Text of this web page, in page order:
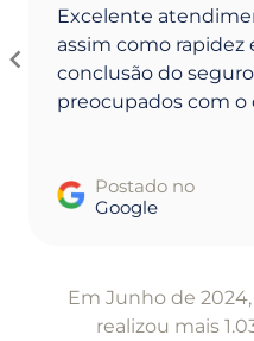
Excelente
assim como rapidez
conclusão do
preocupados com o
Postado no
Google
Em Junho de
realizou mais